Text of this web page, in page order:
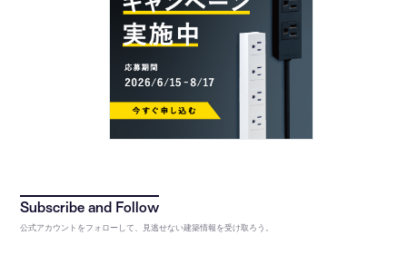
公式アカウントをフォローして、見逃せない建築情報を受け取ろう。